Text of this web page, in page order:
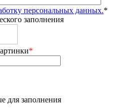
персональных данных.*
заполнения
*
для заполнения